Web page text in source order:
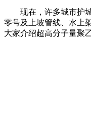
现在，许多城市护城
零号及上坡管线、水上
大家介绍超高分子量聚